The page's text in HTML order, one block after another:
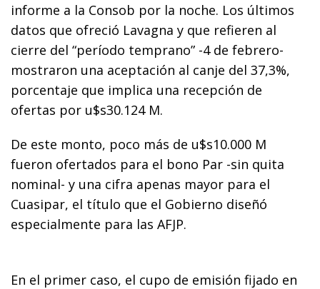
informe a la Consob por la noche. Los últimos
datos que ofreció Lavagna y que refieren al
cierre del “período temprano” -4 de febrero-
mostraron una aceptación al canje del 37,3%,
porcentaje que implica una recepción de
ofertas por u$s30.124 M.
De este monto, poco más de u$s10.000 M
fueron ofertados para el bono Par -sin quita
nominal- y una cifra apenas mayor para el
Cuasipar, el título que el Gobierno diseñó
especialmente para las AFJP.
En el primer caso, el cupo de emisión fijado en